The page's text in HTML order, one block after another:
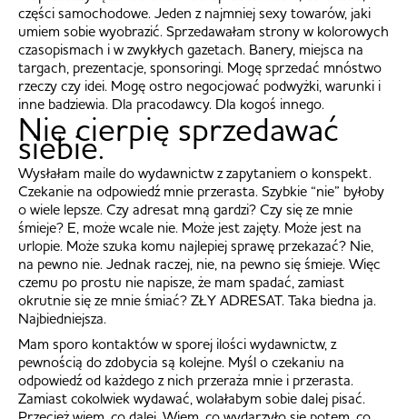
części samochodowe. Jeden z najmniej sexy towarów, jaki
umiem sobie wyobrazić. Sprzedawałam strony w kolorowych
czasopismach i w zwykłych gazetach. Banery, miejsca na
targach, prezentacje, sponsoringi. Mogę sprzedać mnóstwo
rzeczy czy idei. Mogę ostro negocjować podwyżki, warunki i
inne badziewia. Dla pracodawcy. Dla kogoś innego.
Nie cierpię sprzedawać
siebie.
Wysłałam maile do wydawnictw z zapytaniem o konspekt.
Czekanie na odpowiedź mnie przerasta. Szybkie “nie” byłoby
o wiele lepsze. Czy adresat mną gardzi? Czy się ze mnie
śmieje? E, może wcale nie. Może jest zajęty. Może jest na
urlopie. Może szuka komu najlepiej sprawę przekazać? Nie,
na pewno nie. Jednak raczej, nie, na pewno się śmieje. Więc
czemu po prostu nie napisze, że mam spadać, zamiast
okrutnie się ze mnie śmiać? ZŁY ADRESAT. Taka biedna ja.
Najbiedniejsza.
Mam sporo kontaktów w sporej ilości wydawnictw, z
pewnością do zdobycia są kolejne. Myśl o czekaniu na
odpowiedź od każdego z nich przeraża mnie i przerasta.
Zamiast cokolwiek wydawać, wolałabym sobie dalej pisać.